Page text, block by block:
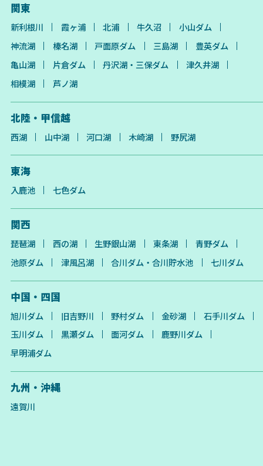
関東
新利根川 霞ヶ浦 北浦 牛久沼
小山ダム
神流湖
榛名湖 戸面原ダム 三島湖
豊英ダム
亀山湖
片倉ダム 丹沢湖・三保ダム
津久井湖
相模湖
芦ノ湖
北陸・甲信越
西湖 山中湖 河口湖 木崎湖 野尻湖
東海
入鹿池 七色ダム
関西
琵琶湖 西の湖 生野銀山湖 東条湖
青野ダム
池原ダム
津風呂湖 合川ダム・合川貯水池 七川ダム
中国・四国
旭川ダム 旧吉野川 野村ダム 金砂湖
石手川ダム
玉川ダム
黒瀬ダム 面河ダム
鹿野川ダム
早明浦ダム
九州・沖縄
遠賀川